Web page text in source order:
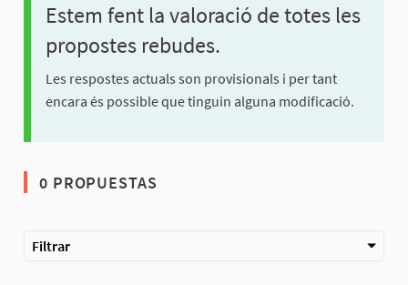
Estem fent la valoració de totes les
propostes rebudes.
Les respostes actuals son provisionals i per tant
encara és possible que tinguin alguna modificació.
0 PROPUESTAS
Filtrar